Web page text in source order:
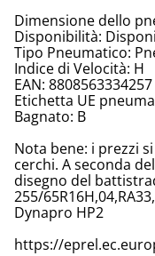
Dimensione dello
Disponibilità:
Tipo Pneumatico:
Indice di Velocità: H
EAN: 8808563334257
Etichetta UE
Bagnato: B
Nota bene: i prezzi
cerchi. A seconda
disegno del
255/
Dynapro HP2
https://